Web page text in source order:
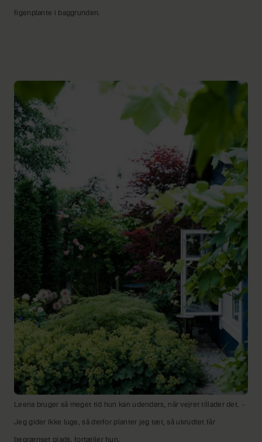
figenplante i baggrunden.
Leena bruger så meget tid hun kan udendørs, når vejret tillader det. –
Jeg gider ikke luge, så derfor planter jeg tæt, så ukrudtet får
begrænset plads, fortæller hun.